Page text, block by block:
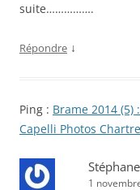
suite…………….
Répondre ↓
Ping : Brame 2014
Capelli Photos
Stéphane
1